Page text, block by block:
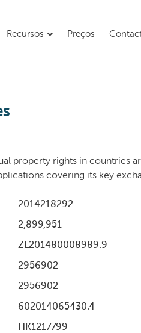
Recursos Preços
property rights in countries
covering its key
2014218292
2,899,951
ZL201480008989.9
2956902
2956902
602014065430.4
HK1217799